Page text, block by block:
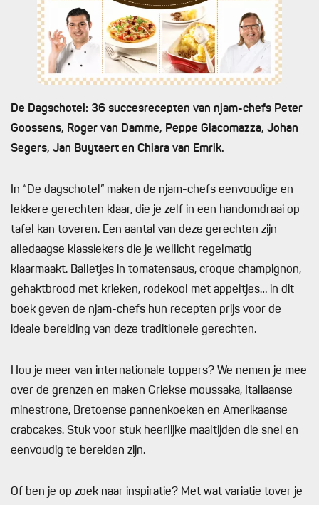
De Dagschotel: 36 succesrecepten van njam-chefs Peter
Goossens, Roger van Damme, Peppe Giacomazza, Johan
Segers, Jan Buytaert en Chiara van Emrik.
In “De dagschotel” maken de njam-chefs eenvoudige en
lekkere gerechten klaar, die je zelf in een handomdraai op
tafel kan toveren. Een aantal van deze gerechten zijn
alledaagse klassiekers die je wellicht regelmatig
klaarmaakt. Balletjes in tomatensaus, croque champignon,
gehaktbrood met krieken, rodekool met appeltjes… in dit
boek geven de njam-chefs hun recepten prijs voor de
ideale bereiding van deze traditionele gerechten.
Hou je meer van internationale toppers? We nemen je mee
over de grenzen en maken Griekse moussaka, Italiaanse
minestrone, Bretoense pannenkoeken en Amerikaanse
crabcakes. Stuk voor stuk heerlijke maaltijden die snel en
eenvoudig te bereiden zijn.
Of ben je op zoek naar inspiratie? Met wat variatie tover je